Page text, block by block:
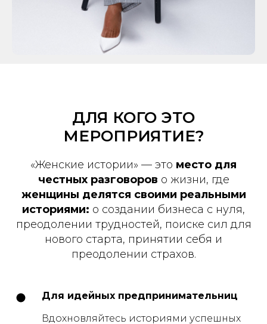
ДЛЯ КОГО ЭТО
МЕРОПРИЯТИЕ?
«Женские истории» — это место для
честных разговоров о жизни, где
женщины делятся своими реальными
историями: о создании бизнеса с нуля,
преодолении трудностей, поиске сил для
нового старта, принятии себя и
преодолении страхов.
Для идейных предпринимательниц
Вдохновляйтесь историями успешных